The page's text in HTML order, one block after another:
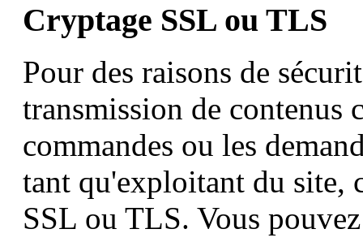
Cryptage SSL ou TLS
Pour des raisons de
transmission de contenus
commandes ou les
tant qu'exploitant du site,
SSL ou TLS. Vous